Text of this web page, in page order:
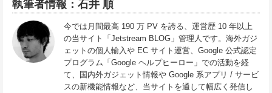
執筆者情報：石井 順
今では月間最高 190 万 PV を誇る、運営歴 10 年以上
の当サイト「Jetstream BLOG」管理人です。海外ガジ
ェットの個人輸入や EC サイト運営、Google 公式認定
プログラム「Google ヘルプヒーロー」での活動を経
て、国内外ガジェット情報や Google 系アプリ / サービ
スの新機能情報など、当サイトを通して幅広く発信し